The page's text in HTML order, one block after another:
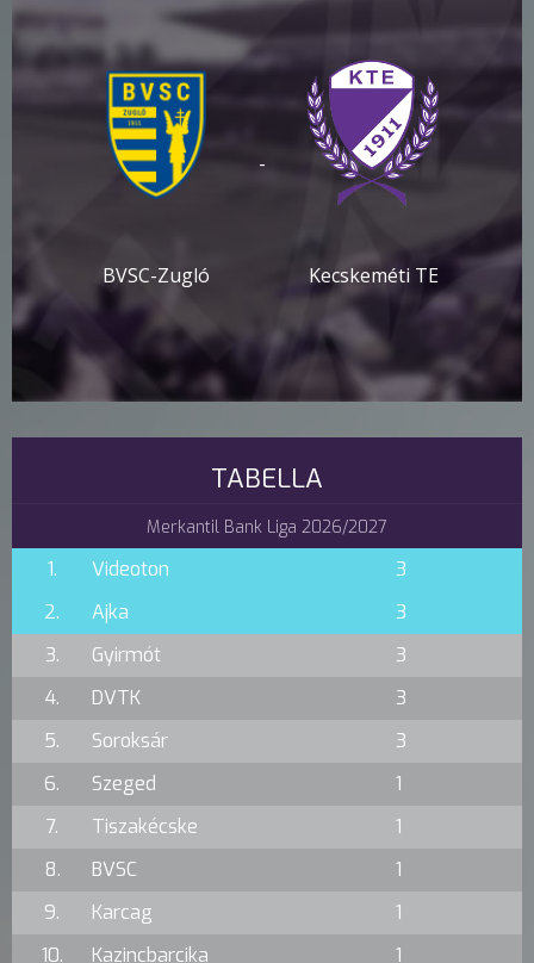
BVSC-Zugló
-
Kecskeméti TE
TABELLA
Merkantil Bank Liga 2026/2027
1. Videoton
3
2.
Ajka
3
3.
Gyirmót
3
4.
DVTK
3
5.
Soroksár
3
6.
Szeged
1
7.
Tiszakécske
1
8.
BVSC
1
9.
Karcag
1
10.
Kazincbarcika 1